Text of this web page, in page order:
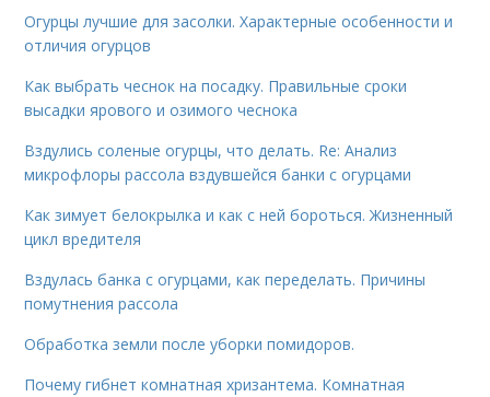
Огурцы лучшие для засолки. Характерные особенности и
отличия огурцов
Как выбрать чеснок на посадку. Правильные сроки
высадки ярового и озимого чеснока
Вздулись соленые огурцы, что делать. Re: Анализ
микрофлоры рассола вздувшейся банки с огурцами
Как зимует белокрылка и как с ней бороться. Жизненный
цикл вредителя
Вздулась банка с огурцами, как переделать. Причины
помутнения рассола
Обработка земли после уборки помидоров.
Почему гибнет комнатная хризантема. Комнатная